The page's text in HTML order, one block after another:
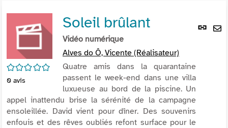
Lien
/5
0 avis
Soleil brûlant
Vidéo numérique
Alves do Ô, Vicente (Réalisateur)
Quatre amis dans la quarantaine
passent le week-end dans une villa
luxueuse au bord de la piscine. Un
appel inattendu brise la sérénité de la campagne
ensoleillée. David vient pour dîner. Des souvenirs
enfouis et des rêves oubliés refont surface pour le